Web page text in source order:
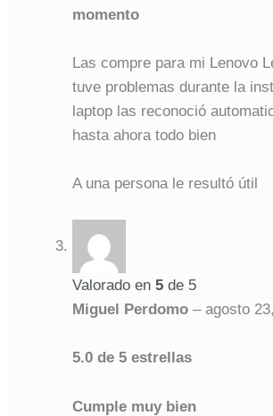
momento
Las compre para mi Lenovo
tuve problemas durante la
laptop las reconoció
hasta ahora todo bien
A una persona le resultó útil
Valorado en 5 de 5
Miguel Perdomo – agosto
5.0 de 5 estrellas
Cumple muy bien